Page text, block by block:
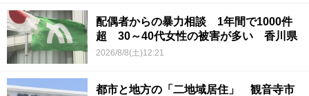
配偶者からの暴力相談 1年間で1000件
超 30～40代女性の被害が多い 香川県
2026/8/8(土)12:21
都市と地方の「二地域居住」 観音寺市